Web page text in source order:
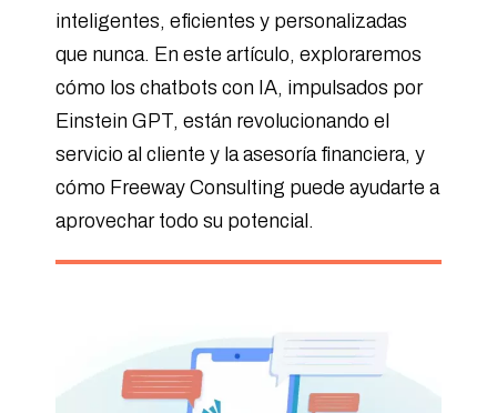
inteligentes, eficientes y personalizadas
que nunca. En este artículo, exploraremos
cómo los chatbots con IA, impulsados por
Einstein GPT, están revolucionando el
servicio al cliente y la asesoría financiera, y
cómo Freeway Consulting puede ayudarte a
aprovechar todo su potencial.